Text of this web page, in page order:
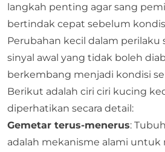
langkah penting agar sang
bertindak cepat sebelum
Perubahan kecil dalam perilaku
sinyal awal yang tidak boleh
berkembang menjadi kondisi
Berikut adalah ciri ciri kucing
diperhatikan secara detail:
Gemetar terus-menerus:
adalah mekanisme alami untuk